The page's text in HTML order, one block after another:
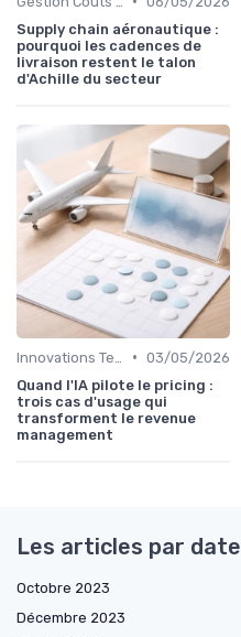
Supply chain aéronautique :
pourquoi les cadences de
livraison restent le talon
d'Achille du secteur
• 03/05/2026
Quand l'IA pilote le pricing :
trois cas d'usage qui
transforment le revenue
management
Les articles par date
Octobre 2023
Décembre 2023